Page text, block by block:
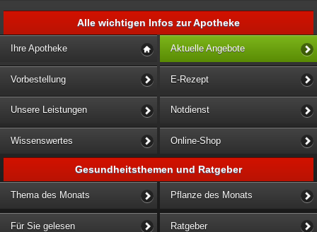
Alle wichtigen Infos zur Apotheke
Ihre Apotheke Aktuelle Angebote
Vorbestellung E-Rezept
Unsere Leistungen Notdienst
Wissenswertes Online-Shop
Gesundheitsthemen und Ratgeber
Thema des Monats Pflanze des Monats
Für Sie gelesen Ratgeber